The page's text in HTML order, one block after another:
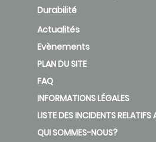
Durabilité
Actualités
Evènements
PLAN DU SITE
FAQ
INFORMATIONS LÉGALES
LISTE DES INCIDENTS RELATIFS
QUI SOMMES-NOUS?